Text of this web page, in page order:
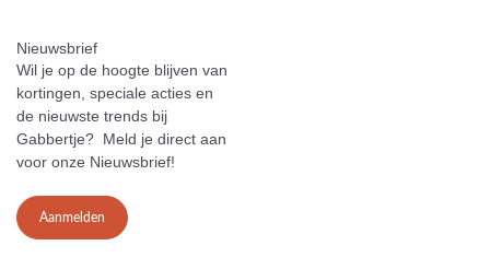
Nieuwsbrief
Wil je op de hoogte blijven van
kortingen, speciale acties en
de nieuwste trends bij
Gabbertje? Meld je direct aan
voor onze Nieuwsbrief!
Aanmelden